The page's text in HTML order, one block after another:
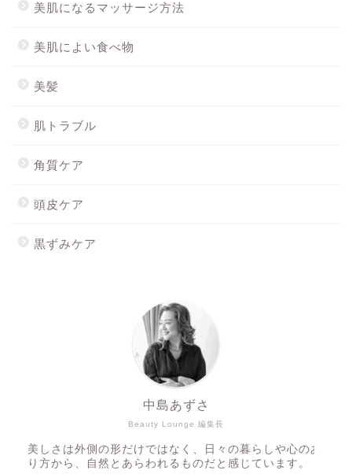
美肌になるマッサージ方法
美肌によい食べ物
美髪
肌トラブル
角質ケア
頭皮ケア
黒ずみケア
Beauty Lounge 編集長
中島あずさ
美しさは外側の形だけではなく、日々の暮らしや心のあ
り方から、自然とあらわれるものだと感じています。
Mionを購入する
スキンウォーターを購入す